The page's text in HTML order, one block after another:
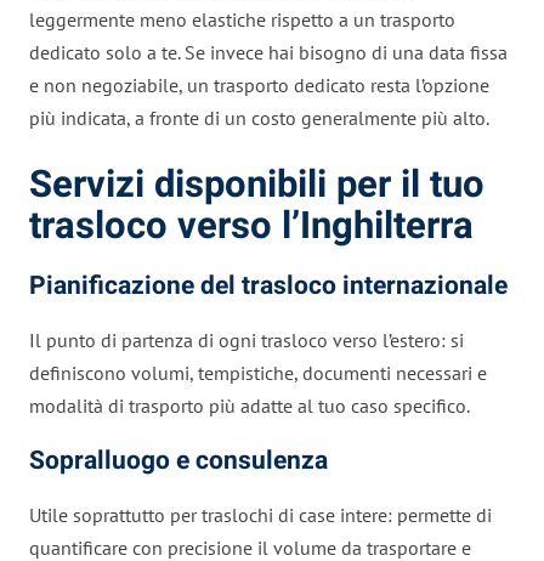
leggermente meno elastiche rispetto a un trasporto
dedicato solo a te. Se invece hai bisogno di una data fissa
e non negoziabile, un trasporto dedicato resta l’opzione
più indicata, a fronte di un costo generalmente più alto.
Servizi disponibili per il tuo
trasloco verso l’Inghilterra
Pianificazione del trasloco internazionale
Il punto di partenza di ogni trasloco verso l’estero: si
definiscono volumi, tempistiche, documenti necessari e
modalità di trasporto più adatte al tuo caso specifico.
Sopralluogo e consulenza
Utile soprattutto per traslochi di case intere: permette di
quantificare con precisione il volume da trasportare e